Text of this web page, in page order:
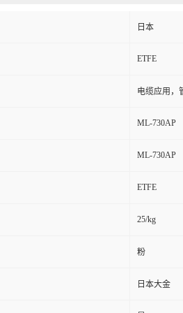
日本
ETFE
电缆应用，
ML-730AP
ML-730AP
ETFE
25/kg
粉
日本大金